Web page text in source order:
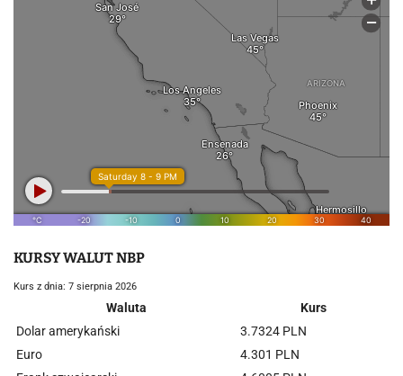
KURSY WALUT NBP
Kurs z dnia: 7 sierpnia 2026
Waluta
Kurs
Dolar amerykański
3.7324 PLN
Euro
4.301 PLN